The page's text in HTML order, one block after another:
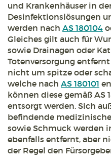
und Krankenhäuser in
Desinfektionslösungen
werden nach AS 180104
Gleiches gilt auch für
sowie Drainagen oder
Totenversorgung
nicht um spitze oder
welche nach AS 180101
können diese gemäß AS
entsorgt werden. Sich
befindende
sowie Schmuck werden
ebenfalls entfernt, aber
der Regel den